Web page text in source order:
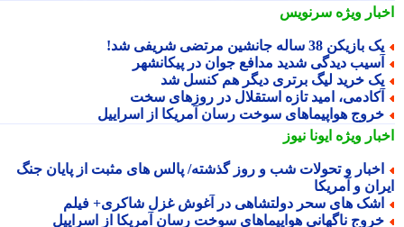
ویژهسرنویس
بازیکن 38 ساله جانشین مرتضی شریفی شد!
دیدگی شدید مدافع جوان در پیکانشهر
خرید لیگ برتری دیگر هم کنسل شد
امید تازه استقلال در روزهای سخت
هواپیماهای سوخت رسان آمریکا از اسراییل
ویژهایونا نیوز
و تحولات شب و روز گذشته/ پالس های مثبت از پایان جنگ
و آمریکا
های سحر دولتشاهی در آغوش غزل شاکری+ فیلم
ناگهانی هواپیماهای سوخت رسان آمریکا از اسراییل